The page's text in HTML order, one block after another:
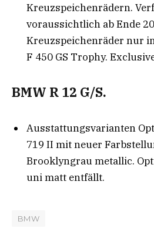
Kreuzspeichenrädern.
voraussichtlich ab Ende
Kreuzspeichenräder nur
F 450 GS Trophy.
BMW R 12 G/S.
Ausstattungsvarianten
719 II mit neuer
Brooklyngrau metallic.
uni matt entfällt.
BMW